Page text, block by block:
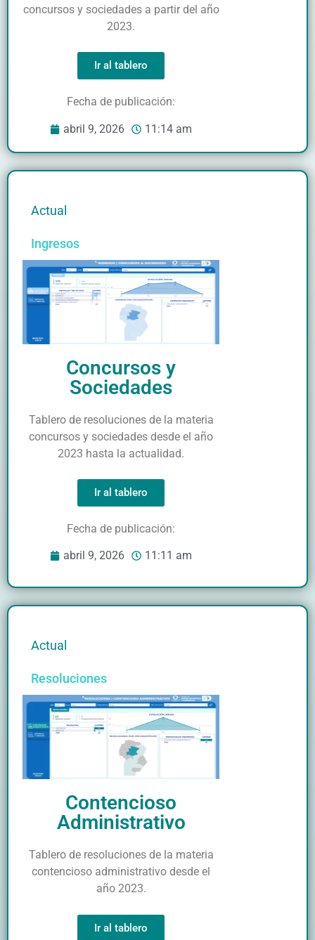
concursos y sociedades a partir del año
2023.
Ir al tablero
Fecha de publicación:
abril 9, 2026 11:14 am
Actual
Ingresos
Concursos y
Sociedades
Tablero de resoluciones de la materia
concursos y sociedades desde el año
2023 hasta la actualidad.
Ir al tablero
Fecha de publicación:
abril 9, 2026 11:11 am
Actual
Resoluciones
Contencioso
Administrativo
Tablero de resoluciones de la materia
contencioso administrativo desde el
año 2023.
Ir al tablero